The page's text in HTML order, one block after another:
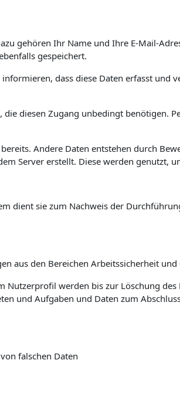
gehören Ihr Name und Ihre E-Mail-
gespeichert.
dass diese Daten erfasst und
diesen Zugang unbedingt benötigen.
Andere Daten entstehen durch
Server erstellt. Diese werden genutzt,
dient sie zum Nachweis der
aus den Bereichen Arbeitssicherheit und
werden bis zur Löschung
und Aufgaben und Daten zum
falschen Daten